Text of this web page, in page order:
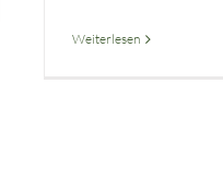
Weiterlesen